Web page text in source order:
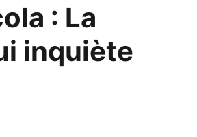
: La
inquiète